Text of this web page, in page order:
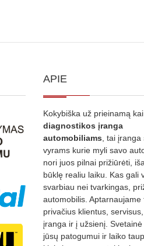
APIE
Kokybiška už prieinamą
diagnostikos įranga
automobiliams , tai
vyrams kurie myli savo
nori juos pilnai prižiūrėti,
būklę realiu laiku. Kas gali
svarbiau nei tvarkingas,
automobilis. Aptarnaujame
privačius klientus,
įranga ir į užsienį.
jūsų patogumui ir laiko